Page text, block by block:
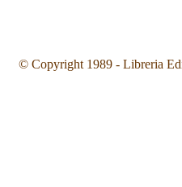
© Copyright 1989 - Libreria